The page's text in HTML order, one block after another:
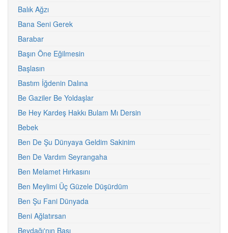
Balık Ağzı
Bana Seni Gerek
Barabar
Başın Öne Eğilmesin
Başlasın
Bastım İğdenin Dalına
Be Gaziler Be Yoldaşlar
Be Hey Kardeş Hakkı Bulam Mı Dersin
Bebek
Ben De Şu Dünyaya Geldim Sakinim
Ben De Vardım Seyrangaha
Ben Melamet Hırkasını
Ben Meylimi Üç Güzele Düşürdüm
Ben Şu Fani Dünyada
Beni Ağlatırsan
Beydağı'nın Başı